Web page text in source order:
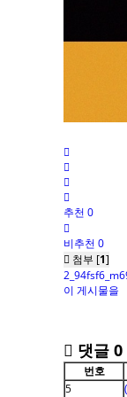
추천 0
비추천 0
첨부 [1]
이 게시물을
댓글 0
번호
5